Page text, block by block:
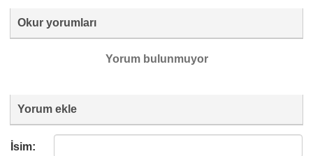
Okur yorumları
Yorum bulunmuyor
Yorum ekle
İsim: